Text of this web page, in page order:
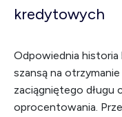
kredytowych
Odpowiednia
szansą na
zaciągniętego długu
oprocentowania.